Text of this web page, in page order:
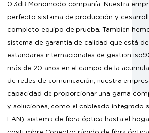
0.3dB Monomodo compañía. Nuestra
perfecto sistema de producción y
completo equipo de prueba. También
sistema de garantía de calidad que está
estándares internacionales de gestión
más de 20 años en el campo de la
de redes de comunicación, nuestra
capacidad de proporcionar una gama
y soluciones, como el cableado integrado
LAN), sistema de fibra óptica hasta el